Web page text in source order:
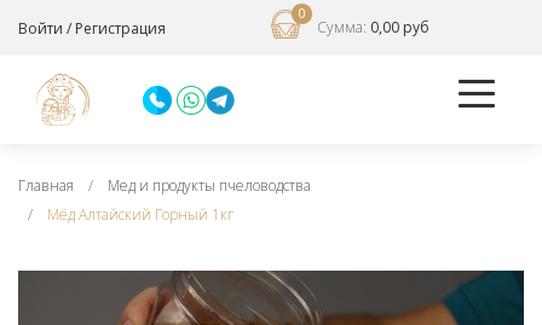
Войти / Регистрация
0
Сумма: 0,00 руб
Главная
Мед и продукты пчеловодства
Мёд Алтайский Горный 1кг